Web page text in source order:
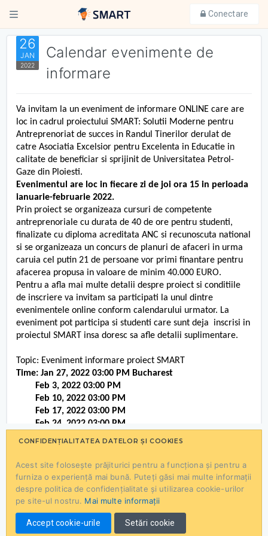
Conectare
26
JAN
2022
Calendar evenimente de
informare
Va invitam la un eveniment de informare ONLINE care are
loc in cadrul proiectului SMART: Solutii Moderne pentru
Antreprenoriat de succes in Randul Tinerilor derulat de
catre Asociatia Excelsior pentru Excelenta in Educatie in
calitate de beneficiar si sprijinit de Universitatea Petrol-
Gaze din Ploiesti.
Evenimentul are loc in fiecare zi de joi ora 15 in perioada
ianuarie-februarie 2022.
Prin proiect se organizeaza cursuri de competente
antreprenoriale cu durata de 40 de ore pentru studenti,
finalizate cu diploma acreditata ANC si recunoscuta national
si se organizeaza un concurs de planuri de afaceri in urma
caruia cel putin 21 de persoane vor primi finantare pentru
afacerea propusa in valoare de minim 40.000 EURO.
Pentru a afla mai multe detalii despre proiect si conditiile
de inscriere va invitam sa participati la unul dintre
evenimentele online conform calendarului urmator. La
eveniment pot participa si studenti care sunt deja inscrisi in
proiectul SMART insa doresc sa afle detalii suplimentare.
Topic: Eveniment informare proiect SMART
Time: Jan 27, 2022 03:00 PM Bucharest
Feb 3, 2022 03:00 PM
Feb 10, 2022 03:00 PM
Feb 17, 2022 03:00 PM
Feb 24, 2022 03:00 PM
pwd=b25YTU5IMDM5ZFdZOC80Y21wR29nZz09
Meeting ID: 973 5174 4514
Passcode: 021637
Va multumim
Echipa proiectului SMART
CONFIDENȚIALITATEA DATELOR ȘI COOKIES
Acest site folosește prăjiturici pentru a funcționa și pentru a
furniza o experiență mai bună. Puteți găsi mai multe informații
despre politica de confidențialitate și utilizarea cookie-urilor
pe site-ul nostru. Mai multe informații
Accept cookie-urile Setări cookie